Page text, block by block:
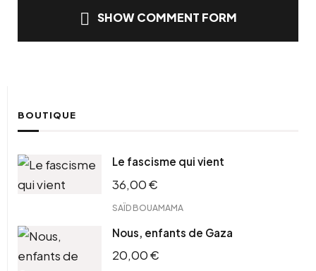
SHOW COMMENT FORM
BOUTIQUE
Le fascisme qui vient
36,00€
SAÏD BOUAMAMA
Nous, enfants de Gaza
20,00€